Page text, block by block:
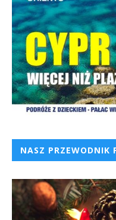
NASZ PRZEWODNIK